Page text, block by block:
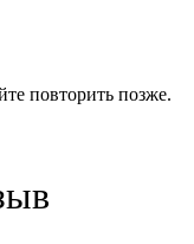
повторить позже.